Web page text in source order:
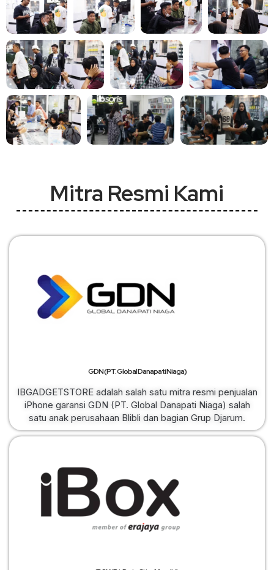
Mitra Resmi Kami
GDN (PT. Global Danapati Niaga)
IBGADGETSTORE adalah salah satu mitra resmi penjualan
iPhone garansi GDN (PT. Global Danapati Niaga) salah
satu anak perusahaan Blibli dan bagian Grup Djarum.